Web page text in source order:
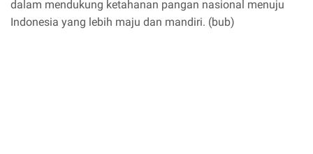
dalam mendukung ketahanan pangan nasional menuju
Indonesia yang lebih maju dan mandiri. (bub)